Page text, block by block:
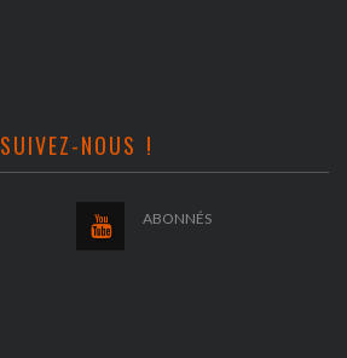
SUIVEZ-NOUS !
ABONNÉS